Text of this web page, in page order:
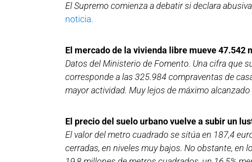
El Supremo comienza a debatir si declara
noticia.
El mercado de la vivienda libre mueve 47.542
Datos del Ministerio de Fomento. Una cifra que
corresponde a las 325.984 compraventas de
mayor actividad. Muy lejos de máximo
El precio del suelo urbano vuelve a subir un
El valor del metro cuadrado se sitúa en 187,4
cerradas, en niveles muy bajos. No obstante, en